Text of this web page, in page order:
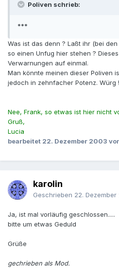
Poliven schrieb:
***
Was ist das denn ? Laßt ihr (bei
so einen Unfug hier stehen ?
Verwarnungen auf einmal.
Man könnte meinen dieser Poliven
jedoch in zehnfacher Potenz. Würg !
Nee, Frank, so etwas ist hier nicht
Gruß,
Lucia
bearbeitet 22. Dezember 2003
karolin
Geschrieben 22. Dezember
Ja, ist mal vorläufig geschlossen.....
bitte um etwas Geduld
Grüße
gechrieben als Mod.